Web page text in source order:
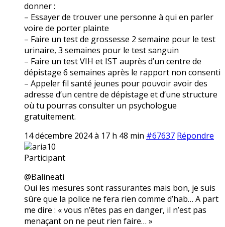
donner :
– Essayer de trouver une personne à qui en parler
voire de porter plainte
– Faire un test de grossesse 2 semaine pour le test
urinaire, 3 semaines pour le test sanguin
– Faire un test VIH et IST auprès d’un centre de
dépistage 6 semaines après le rapport non consenti
– Appeler fil santé jeunes pour pouvoir avoir des
adresse d’un centre de dépistage et d’une structure
où tu pourras consulter un psychologue
gratuitement.
14 décembre 2024 à 17 h 48 min #67637 Répondre
aria10
Participant
@Balineati
Oui les mesures sont rassurantes mais bon, je suis
sûre que la police ne fera rien comme d’hab… A part
me dire : « vous n’êtes pas en danger, il n’est pas
menaçant on ne peut rien faire… »